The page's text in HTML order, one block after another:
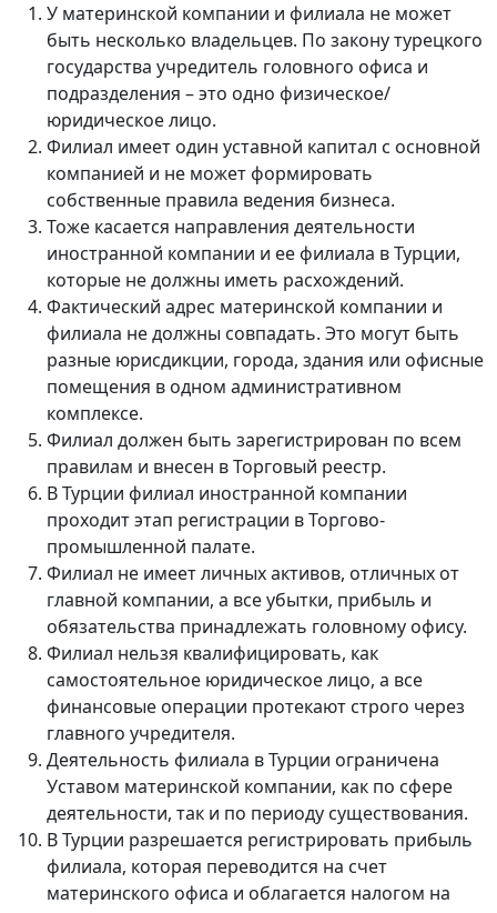
У материнской компании и филиала не может
быть несколько владельцев. По закону турецкого
государства учредитель головного офиса и
подразделения – это одно физическое/
юридическое лицо.
Филиал имеет один уставной капитал с основной
компанией и не может формировать
собственные правила ведения бизнеса.
Тоже касается направления деятельности
иностранной компании и ее филиала в Турции,
которые не должны иметь расхождений.
Фактический адрес материнской компании и
филиала не должны совпадать. Это могут быть
разные юрисдикции, города, здания или офисные
помещения в одном административном
комплексе.
Филиал должен быть зарегистрирован по всем
правилам и внесен в Торговый реестр.
В Турции филиал иностранной компании
проходит этап регистрации в Торгово-
промышленной палате.
Филиал не имеет личных активов, отличных от
главной компании, а все убытки, прибыль и
обязательства принадлежать головному офису.
Филиал нельзя квалифицировать, как
самостоятельное юридическое лицо, а все
финансовые операции протекают строго через
главного учредителя.
Деятельность филиала в Турции ограничена
Уставом материнской компании, как по сфере
деятельности, так и по периоду существования.
В Турции разрешается регистрировать прибыль
филиала, которая переводится на счет
материнского офиса и облагается налогом на